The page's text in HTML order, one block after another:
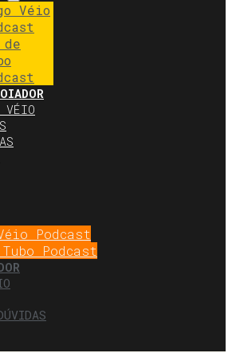
Véio
de
VÉIO
Podcast
Podcast